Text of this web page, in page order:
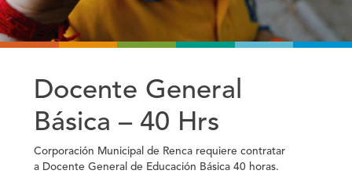
Docente General
Básica – 40 Hrs
Corporación Municipal de Rencarequiere contratar
a Docente General de Educación Básica 40 horas.